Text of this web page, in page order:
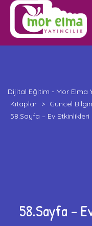
Dijital Eğitim - Mor Elma
Kitaplar > Güncel
58.Sayfa – Ev
58.Sayfa –